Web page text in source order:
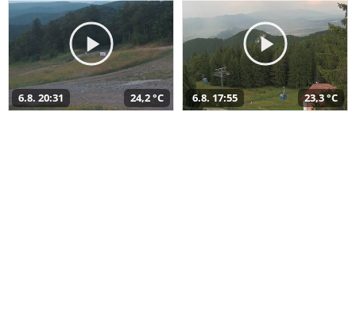
6.8. 20:31 24,2 °C 6.8. 17:55 23,3 °C